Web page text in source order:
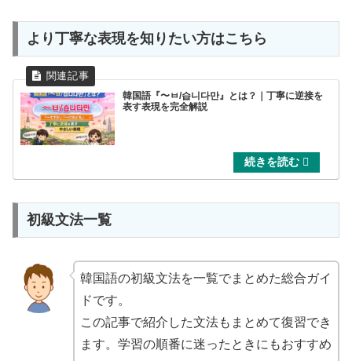
より丁寧な表現を知りたい方はこちら
韓国語『〜ㅂ/습니다만』とは？｜丁寧に逆接を
表す表現を完全解説
初級文法一覧
韓国語の初級文法を一覧でまとめた総合ガイ
ドです。
この記事で紹介した文法もまとめて復習でき
ます。学習の順番に迷ったときにもおすすめ